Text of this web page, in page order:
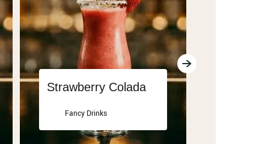
Strawberry Colada
Fancy Drinks